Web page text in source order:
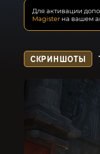
Для активации
Magister на вашем
СКРИНШОТЫ